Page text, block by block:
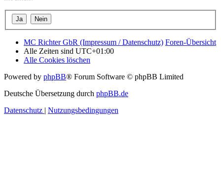
MC Richter GbR (Impressum / Datenschutz) Foren-Übersicht
Alle Zeiten sind UTC+01:00
Alle Cookies löschen
Powered by phpBB® Forum Software © phpBB Limited
Deutsche Übersetzung durch phpBB.de
Datenschutz | Nutzungsbedingungen